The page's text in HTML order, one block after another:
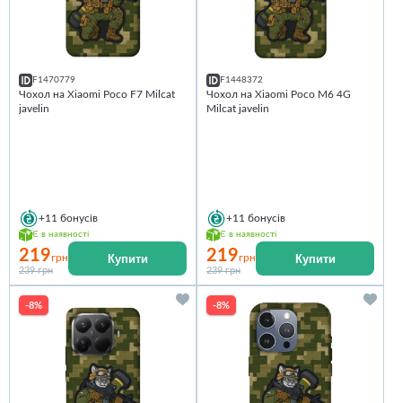
F1470779
Чохол на Xiaomi Poco F7 Milcat
javelin
+11 бонусів
Є в наявності
219грн
239 грн
Купити
F1448372
Чохол на Xiaomi Poco M6 4G
Milcat javelin
+11 бонусів
Є в наявності
219грн
239 грн
Купити
-8% -8%